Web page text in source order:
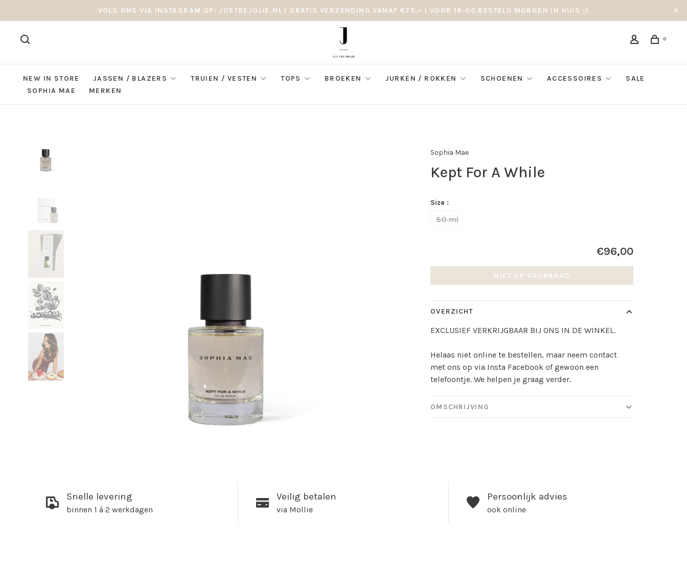
VOLG ONS VIA INSTAGRAM OP: JUSTBEJOLIE.NL | GRATIS VERZENDING VANAF €75,– | VOOR 16:00 BESTELD MORGEN IN HUIS ;)
0
NEW IN STORE JASSEN / BLAZERS TRUIEN / VESTEN TOPS BROEKEN JURKEN / ROKKEN SCHOENEN ACCESSOIRES
SALE
SOPHIA MAE
MERKEN
Sophia Mae
Kept For A While
Size :
50 ml
€96,00
NIET OP VOORRAAD
OVERZICHT
EXCLUSIEF VERKRIJGBAAR BIJ ONS IN DE WINKEL.
Helaas niet online te bestellen, maar neem contact
met ons op via Insta Facebook of gewoon een
telefoontje. We helpen je graag verder.
OMSCHRIJVING
Snelle levering
binnen 1 á 2 werkdagen
Veilig betalen
via Mollie
Persoonlijk advies
ook online